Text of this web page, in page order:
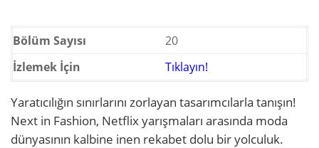
Bölüm Sayısı
20
İzlemek İçin
Tıklayın!
Yaratıcılığın sınırlarını zorlayan tasarımcılarla tanışın!
Next in Fashion, Netflix yarışmaları arasında moda
dünyasının kalbine inen rekabet dolu bir yolculuk.